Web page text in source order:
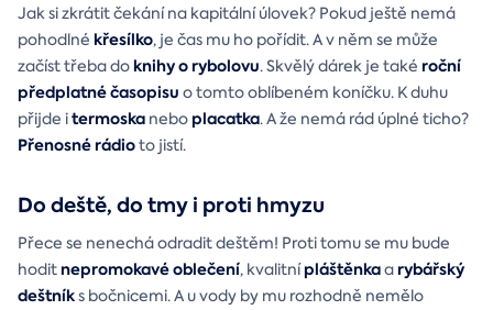
Jak si zkrátit čekání na kapitální úlovek? Pokud ještě nemá
pohodlné křesílko, je čas mu ho pořídit. A v něm se může
začíst třeba doknihy o rybolovu. Skvělý dárek je také roční
předplatné časopisu o tomto oblíbeném koníčku. K duhu
přijde itermoska neboplacatka. A že nemá rád úplné ticho?
Přenosné rádioto jistí.
Do deště, do tmy i proti hmyzu
Přece se nenechá odradit deštěm! Proti tomu se mu bude
hoditnepromokavé oblečení, kvalitnípláštěnkaarybářský
deštníks bočnicemi. A u vody by mu rozhodně nemělo